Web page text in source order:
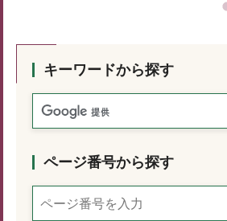
キーワードから探す
ページ番号から探す